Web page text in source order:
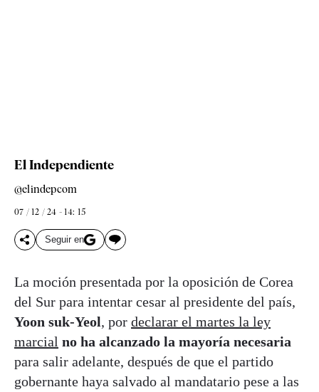
El Independiente
@elindepcom
07 / 12 / 24 - 14: 15
Seguir en
La moción presentada por la oposición de Corea
del Sur para intentar cesar al presidente del país,
Yoon suk-Yeol, por declarar el martes la ley
marcial no ha alcanzado la mayoría necesaria
para salir adelante, después de que el partido
gobernante haya salvado al mandatario pese a las